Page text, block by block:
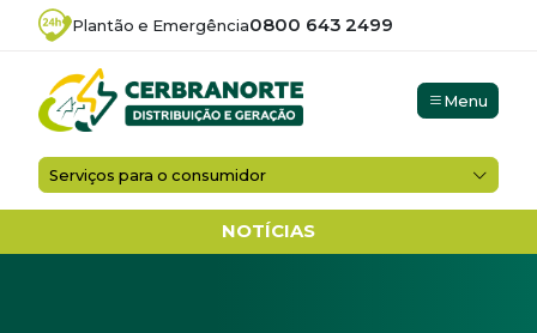
Plantão e Emergência0800 643 2499
Menu
Serviços para o consumidor
NOTÍCIAS